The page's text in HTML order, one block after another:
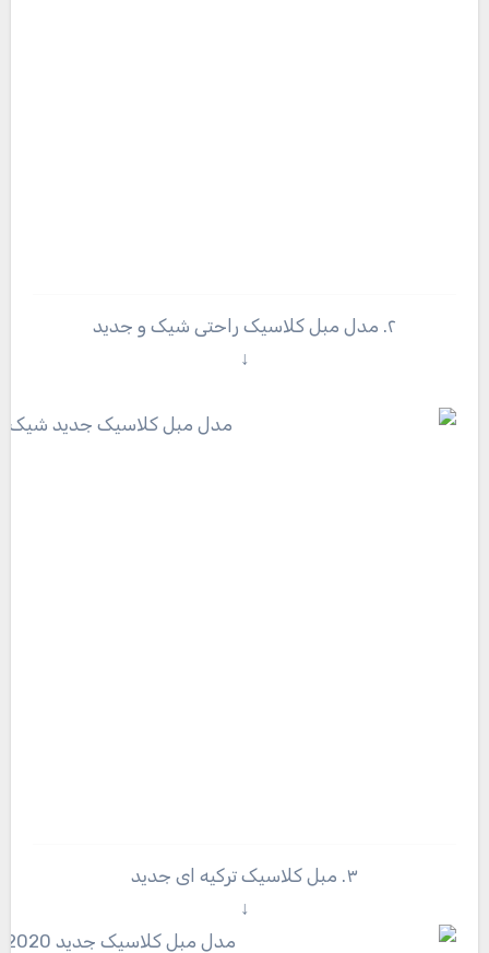
۲. مدل مبل کلاسیک راحتی شیک و جدید
↓
۳. مبل کلاسیک ترکیه ای جدید
↓